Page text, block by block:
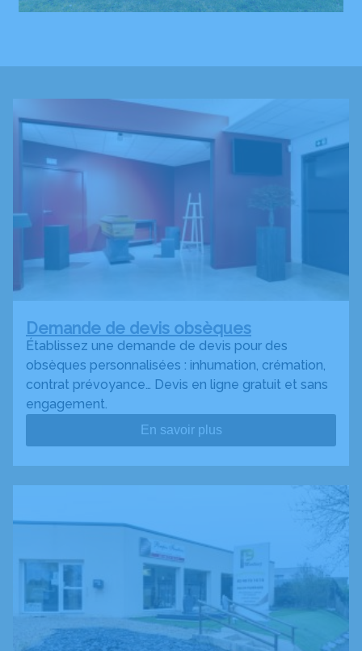
Demande de devis obsèques
Établissez une demande de devis pour des
obsèques personnalisées : inhumation, crémation,
contrat prévoyance… Devis en ligne gratuit et sans
engagement.
En savoir plus